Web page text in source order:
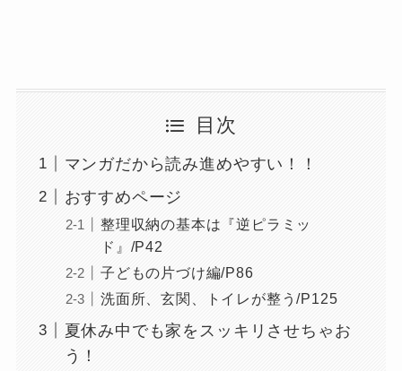
目次
マンガだから読み進めやすい！！
おすすめページ
整理収納の基本は『逆ピラミッ
ド』/P42
子どもの片づけ編/P86
洗面所、玄関、トイレが整う/P125
夏休み中でも家をスッキリさせちゃお
う！